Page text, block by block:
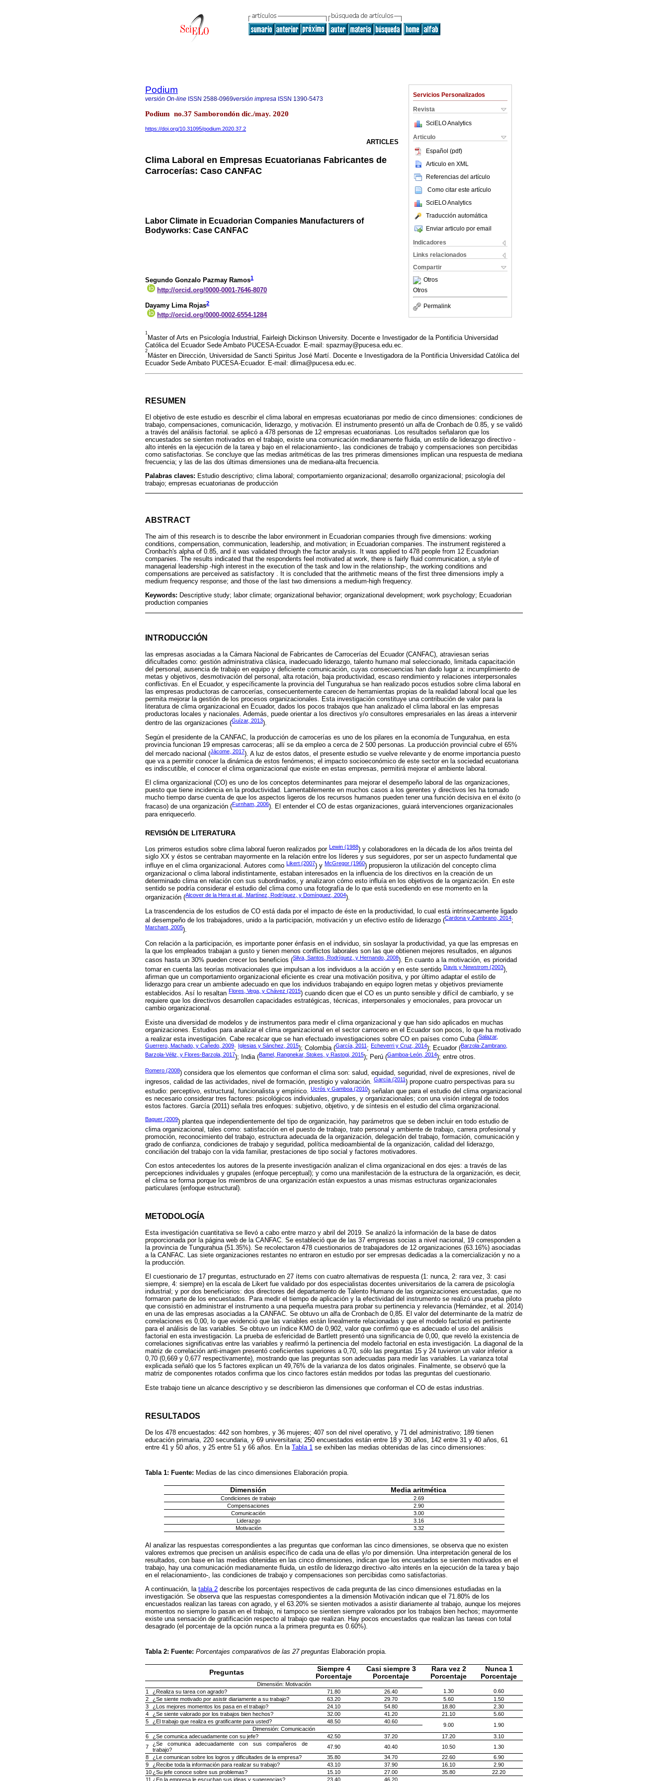
Servicios Personalizados
Revista
SciELO Analytics
Articulo
Español (pdf)
Articulo en XML
Referencias del artículo
Como citar este artículo
SciELO Analytics
Traducción automática
Enviar articulo por email
Indicadores
Links relacionados
Compartir
Otros
Otros
Permalink
Podium
versión On-line ISSN 2588-0969versión impresa ISSN 1390-5473
Podium no.37 Samborondón dic./may. 2020
https://doi.org/10.31095/podium.2020.37.2
ARTICLES
Clima Laboral en Empresas Ecuatorianas Fabricantes de
Carrocerías: Caso CANFAC
Labor Climate in Ecuadorian Companies Manufacturers of
Bodyworks: Case CANFAC
Segundo Gonzalo Pazmay Ramos1
http://orcid.org/0000-0001-7646-8070
Dayamy Lima Rojas2
http://orcid.org/0000-0002-6554-1284
1
Master of Arts en Psicología Industrial, Fairleigh Dickinson University. Docente e Investigador de la Pontificia Universidad
Católica del Ecuador Sede Ambato PUCESA-Ecuador. E-mail: spazmay@pucesa.edu.ec.
2
Máster en Dirección, Universidad de Sancti Spiritus José Martí. Docente e Investigadora de la Pontificia Universidad Católica del
Ecuador Sede Ambato PUCESA-Ecuador. E-mail: dlima@pucesa.edu.ec.
RESUMEN
El objetivo de este estudio es describir el clima laboral en empresas ecuatorianas por medio de cinco dimensiones: condiciones de
trabajo, compensaciones, comunicación, liderazgo, y motivación. El instrumento presentó un alfa de Cronbach de 0.85, y se validó
a través del análisis factorial. se aplicó a 478 personas de 12 empresas ecuatorianas. Los resultados señalaron que los
encuestados se sienten motivados en el trabajo, existe una comunicación medianamente fluida, un estilo de liderazgo directivo -
alto interés en la ejecución de la tarea y bajo en el relacionamiento-, las condiciones de trabajo y compensaciones son percibidas
como satisfactorias. Se concluye que las medias aritméticas de las tres primeras dimensiones implican una respuesta de mediana
frecuencia; y las de las dos últimas dimensiones una de mediana-alta frecuencia.
Palabras claves: Estudio descriptivo; clima laboral; comportamiento organizacional; desarrollo organizacional; psicología del
trabajo; empresas ecuatorianas de producción
ABSTRACT
The aim of this research is to describe the labor environment in Ecuadorian companies through five dimensions: working
conditions, compensation, communication, leadership, and motivation; in Ecuadorian companies. The instrument registered a
Cronbach's alpha of 0.85, and it was validated through the factor analysis. It was applied to 478 people from 12 Ecuadorian
companies. The results indicated that the respondents feel motivated at work, there is fairly fluid communication, a style of
managerial leadership -high interest in the execution of the task and low in the relationship-, the working conditions and
compensations are perceived as satisfactory . It is concluded that the arithmetic means of the first three dimensions imply a
medium frequency response; and those of the last two dimensions a medium-high frequency.
Keywords: Descriptive study; labor climate; organizational behavior; organizational development; work psychology; Ecuadorian
production companies
INTRODUCCIÓN
las empresas asociadas a la Cámara Nacional de Fabricantes de Carrocerías del Ecuador (CANFAC), atraviesan serias
dificultades como: gestión administrativa clásica, inadecuado liderazgo, talento humano mal seleccionado, limitada capacitación
del personal, ausencia de trabajo en equipo y deficiente comunicación, cuyas consecuencias han dado lugar a: incumplimiento de
metas y objetivos, desmotivación del personal, alta rotación, baja productividad, escaso rendimiento y relaciones interpersonales
conflictivas. En el Ecuador, y específicamente la provincia del Tungurahua se han realizado pocos estudios sobre clima laboral en
las empresas productoras de carrocerías, consecuentemente carecen de herramientas propias de la realidad laboral local que les
permita mejorar la gestión de los procesos organizacionales. Esta investigación constituye una contribución de valor para la
literatura de clima organizacional en Ecuador, dados los pocos trabajos que han analizado el clima laboral en las empresas
productoras locales y nacionales. Además, puede orientar a los directivos y/o consultores empresariales en las áreas a intervenir
dentro de las organizaciones (Guízar, 2013).
Según el presidente de la CANFAC, la producción de carrocerías es uno de los pilares en la economía de Tungurahua, en esta
provincia funcionan 19 empresas carroceras; allí se da empleo a cerca de 2 500 personas. La producción provincial cubre el 65%
del mercado nacional (Jácome, 2017). A luz de estos datos, el presente estudio se vuelve relevante y de enorme importancia puesto
que va a permitir conocer la dinámica de estos fenómenos; el impacto socioeconómico de este sector en la sociedad ecuatoriana
es indiscutible, el conocer el clima organizacional que existe en estas empresas, permitirá mejorar el ambiente laboral.
El clima organizacional (CO) es uno de los conceptos determinantes para mejorar el desempeño laboral de las organizaciones,
puesto que tiene incidencia en la productividad. Lamentablemente en muchos casos a los gerentes y directivos les ha tomado
mucho tiempo darse cuenta de que los aspectos ligeros de los recursos humanos pueden tener una función decisiva en el éxito (o
fracaso) de una organización (Furnham, 2006). El entender el CO de estas organizaciones, guiará intervenciones organizacionales
para enriquecerlo.
REVISIÓN DE LITERATURA
Los primeros estudios sobre clima laboral fueron realizados por Lewin (1988) y colaboradores en la década de los años treinta del
siglo XX y éstos se centraban mayormente en la relación entre los líderes y sus seguidores, por ser un aspecto fundamental que
influye en el clima organizacional. Autores como
Likert (2007) y McGregor (1960) propusieron la utilización del concepto clima
organizacional o clima laboral indistintamente, estaban interesados en la influencia de los directivos en la creación de un
determinado clima en relación con sus subordinados, y analizaron cómo esto influía en los objetivos de la organización. En este
sentido se podría considerar el estudio del clima como una fotografía de lo que está sucediendo en ese momento en la
organización (Alcover de la Hera et al., Martínez, Rodríguez, y Domínguez, 2004).
La trascendencia de los estudios de CO está dada por el impacto de éste en la productividad, lo cual está intrínsecamente ligado
al desempeño de los trabajadores, unido a la participación, motivación y un efectivo estilo de liderazgo (Cardona y Zambrano, 2014;
Marchant, 2005).
Con relación a la participación, es importante poner énfasis en el individuo, sin soslayar la productividad, ya que las empresas en
la que los empleados trabajan a gusto y tienen menos conflictos laborales son las que obtienen mejores resultados, en algunos
casos hasta un 30% pueden crecer los beneficios (Silva, Santos, Rodríguez, y Hernando, 2008). En cuanto a la motivación, es prioridad
tomar en cuenta las teorías motivacionales que impulsan a los individuos a la acción y en este sentido Davis y Newstrom (2003),
afirman que un comportamiento organizacional eficiente es crear una motivación positiva, y por último adaptar el estilo de
liderazgo para crear un ambiente adecuado en que los individuos trabajando en equipo logren metas y objetivos previamente
establecidos. Así lo resaltan Flores, Vega, y Chávez (2015) cuando dicen que el CO es un punto sensible y difícil de cambiarlo, y se
requiere que los directivos desarrollen capacidades estratégicas, técnicas, interpersonales y emocionales, para provocar un
cambio organizacional.
Existe una diversidad de modelos y de instrumentos para medir el clima organizacional y que han sido aplicados en muchas
organizaciones. Estudios para analizar el clima organizacional en el sector carrocero en el Ecuador son pocos, lo que ha motivado
a realizar esta investigación. Cabe recalcar que se han efectuado investigaciones sobre CO en países como Cuba (Salazar,
Guerrero, Machado, y Cañedo, 2009; Iglesias y Sánchez, 2015); Colombia (García, 2011 ; Echeverri y Cruz, 2014); Ecuador (Barzola-Zambrano,
Barzola-Véliz, y Flores-Barzola, 2017); India (Bamel, Rangnekar, Stokes, y Rastogi, 2015); Perú (Gamboa-León, 2014); entre otros.
Romero (2008) considera que los elementos que conforman el clima son: salud, equidad, seguridad, nivel de expresiones, nivel de
ingresos, calidad de las actividades, nivel de formación, prestigio y valoración. García (2011 ) propone cuatro perspectivas para su
estudio: perceptivo, estructural, funcionalista y empírico. Ucrós y Gamboa (2010) señalan que para el estudio del clima organizacional
es necesario considerar tres factores: psicológicos individuales, grupales, y organizacionales; con una visión integral de todos
estos factores. García (2011) señala tres enfoques: subjetivo, objetivo, y de síntesis en el estudio del clima organizacional.
Baguer (2009) plantea que independientemente del tipo de organización, hay parámetros que se deben incluir en todo estudio de
clima organizacional, tales como: satisfacción en el puesto de trabajo, trato personal y ambiente de trabajo, carrera profesional y
promoción, reconocimiento del trabajo, estructura adecuada de la organización, delegación del trabajo, formación, comunicación y
grado de confianza, condiciones de trabajo y seguridad, política medioambiental de la organización, calidad del liderazgo,
conciliación del trabajo con la vida familiar, prestaciones de tipo social y factores motivadores.
Con estos antecedentes los autores de la presente investigación analizan el clima organizacional en dos ejes: a través de las
percepciones individuales y grupales (enfoque perceptual); y como una manifestación de la estructura de la organización, es decir,
el clima se forma porque los miembros de una organización están expuestos a unas mismas estructuras organizacionales
particulares (enfoque estructural).
METODOLOGÍA
Esta investigación cuantitativa se llevó a cabo entre marzo y abril del 2019. Se analizó la información de la base de datos
proporcionada por la página web de la CANFAC. Se estableció que de las 37 empresas socias a nivel nacional, 19 corresponden a
la provincia de Tungurahua (51.35%). Se recolectaron 478 cuestionarios de trabajadores de 12 organizaciones (63.16%) asociadas
a la CANFAC. Las siete organizaciones restantes no entraron en estudio por ser empresas dedicadas a la comercialización y no a
la producción.
El cuestionario de 17 preguntas, estructurado en 27 ítems con cuatro alternativas de respuesta (1: nunca, 2: rara vez, 3: casi
siempre, 4: siempre) en la escala de Likert fue validado por dos especialistas docentes universitarios de la carrera de psicología
industrial; y por dos beneficiarios: dos directores del departamento de Talento Humano de las organizaciones encuestadas, que no
formaron parte de los encuestados. Para medir el tiempo de aplicación y la efectividad del instrumento se realizó una prueba piloto
que consistió en administrar el instrumento a una pequeña muestra para probar su pertinencia y relevancia (Hernández, et al. 2014)
en una de las empresas asociadas a la CANFAC. Se obtuvo un alfa de Cronbach de 0,85. El valor del determinante de la matriz de
correlaciones es 0,00, lo que evidenció que las variables están linealmente relacionadas y que el modelo factorial es pertinente
para el análisis de las variables. Se obtuvo un índice KMO de 0,902, valor que confirmó que es adecuado el uso del análisis
factorial en esta investigación. La prueba de esfericidad de Bartlett presentó una significancia de 0,00, que reveló la existencia de
correlaciones significativas entre las variables y reafirmó la pertinencia del modelo factorial en esta investigación. La diagonal de la
matriz de correlación anti-imagen presentó coeficientes superiores a 0,70, sólo las preguntas 15 y 24 tuvieron un valor inferior a
0,70 (0,669 y 0,677 respectivamente), mostrando que las preguntas son adecuadas para medir las variables. La varianza total
explicada señaló que los 5 factores explican un 49,76% de la varianza de los datos originales. Finalmente, se observó que la
matriz de componentes rotados confirma que los cinco factores están medidos por todas las preguntas del cuestionario.
Este trabajo tiene un alcance descriptivo y se describieron las dimensiones que conforman el CO de estas industrias.
RESULTADOS
De los 478 encuestados: 442 son hombres, y 36 mujeres; 407 son del nivel operativo, y 71 del administrativo; 189 tienen
educación primaria, 220 secundaria, y 69 universitaria; 250 encuestados están entre 18 y 30 años, 142 entre 31 y 40 años, 61
entre 41 y 50 años, y 25 entre 51 y 66 años. En la Tabla 1 se exhiben las medias obtenidas de las cinco dimensiones:
Tabla 1: Fuente: Medias de las cinco dimensiones Elaboración propia.
Dimensión Media aritmética
Condiciones de trabajo
2.69
Compensaciones
2.90
Comunicación
3.00
Liderazgo
3.16
Motivación
3.32
Al analizar las respuestas correspondientes a las preguntas que conforman las cinco dimensiones, se observa que no existen
valores extremos que precisen un análisis específico de cada una de ellas y/o por dimensión. Una interpretación general de los
resultados, con base en las medias obtenidas en las cinco dimensiones, indican que los encuestados se sienten motivados en el
trabajo, hay una comunicación medianamente fluida, un estilo de liderazgo directivo -alto interés en la ejecución de la tarea y bajo
en el relacionamiento-, las condiciones de trabajo y compensaciones son percibidas como satisfactorias.
A continuación, la tabla 2 describe los porcentajes respectivos de cada pregunta de las cinco dimensiones estudiadas en la
investigación. Se observa que las respuestas correspondientes a la dimensión Motivación indican que el 71.80% de los
encuestados realizan las tareas con agrado, y el 63.20% se sienten motivados a asistir diariamente al trabajo, aunque los mejores
momentos no siempre lo pasan en el trabajo, ni tampoco se sienten siempre valorados por los trabajos bien hechos; mayormente
existe una sensación de gratificación respecto al trabajo que realizan. Hay pocos encuestados que realizan las tareas con total
desagrado (el porcentaje de la opción nunca a la primera pregunta es 0.60%).
Tabla 2: Fuente: Porcentajes comparativos de las 27 preguntas Elaboración propia.
Preguntas
Siempre 4
Porcentaje
Casi siempre 3
Porcentaje
Rara vez 2
Porcentaje
Nunca 1
Porcentaje
Dimensión: Motivación
1
¿Realiza su tarea con agrado? 71.80 26.40 1.30
0.60
2
¿Se siente motivado por asistir diariamente a su trabajo? 63.20 29.70 5.60
1.50
3
¿Los mejores momentos los pasa en el trabajo? 24.10 54.80 18.80
2.30
4
¿Se siente valorado por los trabajos bien hechos? 32.00 41.20 21.10
5.60
5
¿El trabajo que realiza es gratificante para usted? 48.50 40.60
9.00 1.90
Dimensión: Comunicación
6
¿Se comunica adecuadamente con su jefe? 42.50 37.20 17.20
3.10
7
¿Se comunica adecuadamente con sus compañeros de
trabajo?
47.90 40.40 10.50
1.30
8
¿Le comunican sobre los logros y dificultades de la empresa? 35.80 34.70 22.60
6.90
9
¿Recibe toda la información para realizar su trabajo? 43.10 37.90 16.10
2.90
10 ¿Su jefe conoce sobre sus problemas? 15.10 27.00 35.80
22.20
11 ¿En la empresa le escuchan sus ideas y sugerencias? 23.40 46.20